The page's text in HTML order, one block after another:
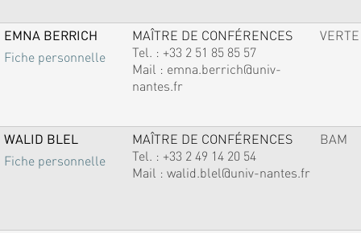
EMNA BERRICH
Fiche personnelle
MAÎTRE DE CONFÉRENCES
Tel. : +33 2 51 85 85 57
Mail : emna.berrich@univ-
nantes.fr
VERTE
WALID BLEL
Fiche personnelle
MAÎTRE DE CONFÉRENCES
Tel. : +33 2 49 14 20 54
Mail : walid.blel@univ-nantes.fr
BAM